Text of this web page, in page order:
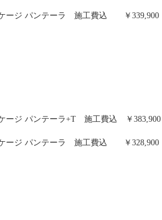
ケージ パンテーラ 施工費込 ￥339,900
ージ パンテーラ+T 施工費込 ￥383,900
ケージ パンテーラ 施工費込 ￥328,900